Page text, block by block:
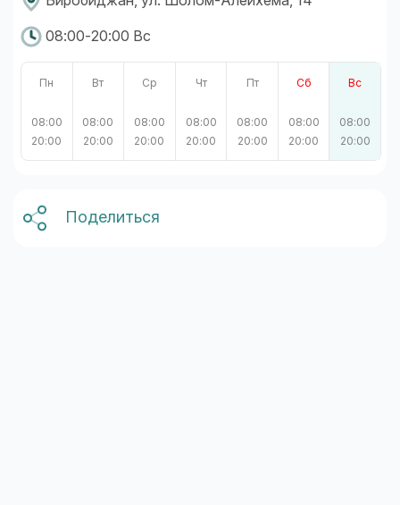
08:00-20:00 Вс
Пн
08:00
20:00
Вт
08:00
20:00
Ср
08:00
20:00
Чт
08:00
20:00
Пт
08:00
20:00
Сб
08:00
20:00
Вс
08:00
20:00
Поделиться